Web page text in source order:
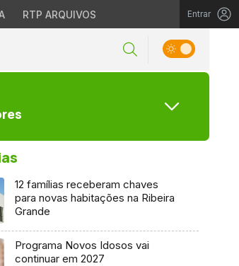
RTP ARQUIVOS Entrar
12 famílias receberam chaves
para novas habitações na Ribeira
Grande
Programa Novos Idosos vai
continuar em 2027